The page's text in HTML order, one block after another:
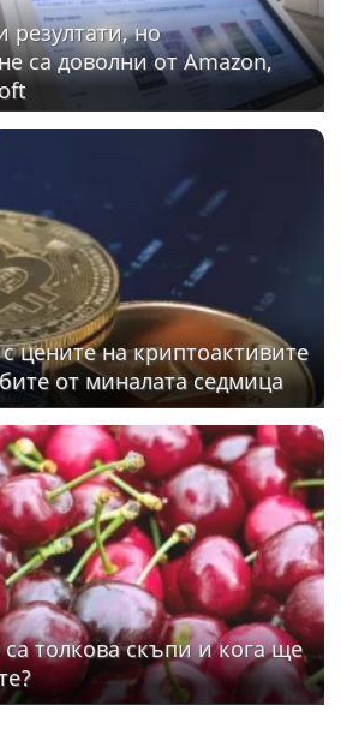
резултати, но
са доволни от Amazon,
цените на криптоактивите
от миналата седмица
толкова скъпи и кога ще